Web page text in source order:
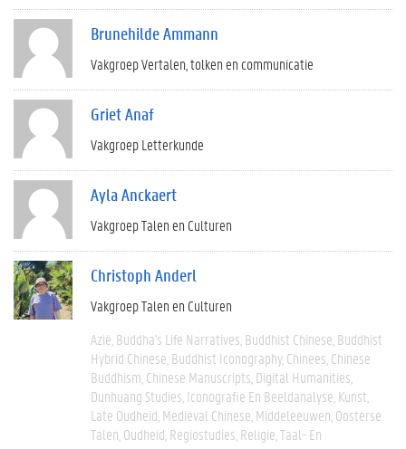
Brunehilde Ammann
Vakgroep Vertalen, tolken en communicatie
Griet Anaf
Vakgroep Letterkunde
Ayla Anckaert
Vakgroep Talen en Culturen
Christoph Anderl
Vakgroep Talen en Culturen
Azië Buddha's Life Narratives Buddhist Chinese Buddhist
Hybrid Chinese Buddhist Iconography Chinees Chinese
Buddhism Chinese Manuscripts Digital Humanities
Dunhuang Studies Iconografie En Beeldanalyse Kunst
Late Oudheid Medieval Chinese Middeleeuwen Oosterse
Talen Oudheid Regiostudies Religie Taal- En